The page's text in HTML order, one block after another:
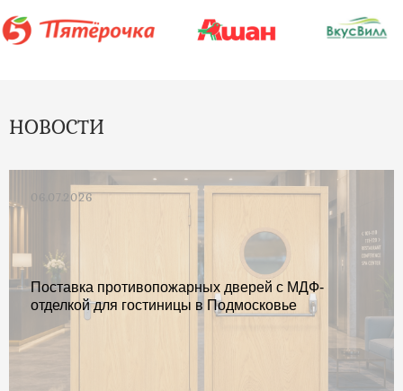
НОВОСТИ
06.07.2026
Поставка противопожарных дверей с МДФ-
отделкой для гостиницы в Подмосковье